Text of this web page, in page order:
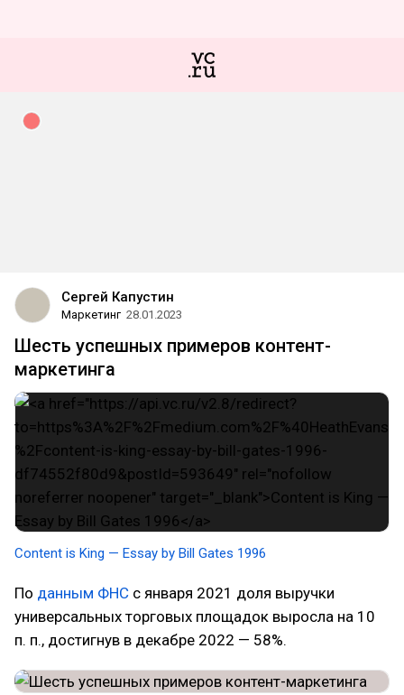
Сергей Капустин
Маркетинг 28.01.2023
Шесть успешных примеров контент-
маркетинга
Content is King — Essay by Bill Gates 1996
По данным ФНС с января 2021 доля выручки
универсальных торговых площадок выросла на 10
п. п., достигнув в декабре 2022 — 58%.